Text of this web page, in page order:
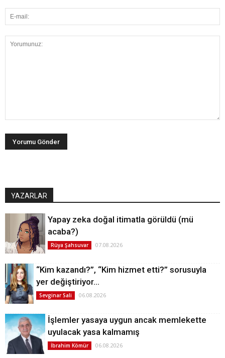
YAZARLAR
Yapay zeka doğal itimatla görüldü (mü
acaba?)
Rüya Şahsuvar 07.08.2026
“Kim kazandı?”, “Kim hizmet etti?” sorusuyla
yer değiştiriyor…
Sevginar Sali 06.08.2026
İşlemler yasaya uygun ancak memlekette
uyulacak yasa kalmamış
İbrahim Kömür 06.08.2026